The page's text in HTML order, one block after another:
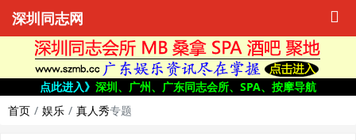
深圳同志网
点此进入》 深圳、广州、广东同志会所、SPA、按摩导航
首页
娱乐 真人秀专题